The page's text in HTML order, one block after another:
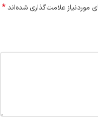
علامت‌گذاری شده‌اند*